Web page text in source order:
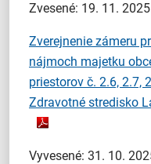
Zvesené: 19. 11. 2025
Zverejnenie zámeru
nájmoch majetku
priestorov č. 2.6, 2.7,
Zdravotné stredisko
Vyvesené: 31. 10.